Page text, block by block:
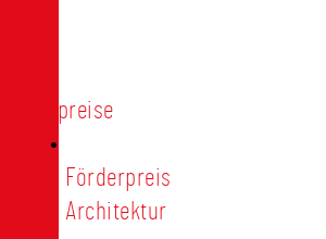
Förderpreise
Förderpreis
Architektur